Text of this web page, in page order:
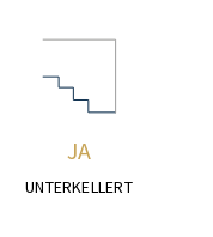
JA
UNTERKELLERT